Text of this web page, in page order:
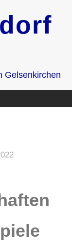
Gelsenkirchen